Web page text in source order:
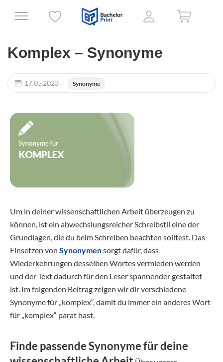
Komplex – Synonyme
17.05.2023 Synonyme
Um in deiner wissenschaftlichen Arbeit überzeugen zu
können, ist ein abwechslungsreicher Schreibstil eine der
Grundlagen, die du beim Schreiben beachten solltest. Das
Einsetzen von Synonymensorgt dafür, dass
Wiederkehrungen desselben Wortes vermieden werden
und der Text dadurch für den Leser spannender gestaltet
ist. Im folgenden Beitrag zeigen wir dir verschiedene
Synonyme für „komplex“, damit du immer ein anderes Wort
für „komplex“ parat hast.
Finde passende Synonyme für deine